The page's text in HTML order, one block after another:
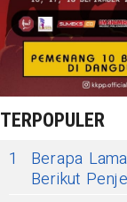
TERPOPULER
1
Berapa
Berikut